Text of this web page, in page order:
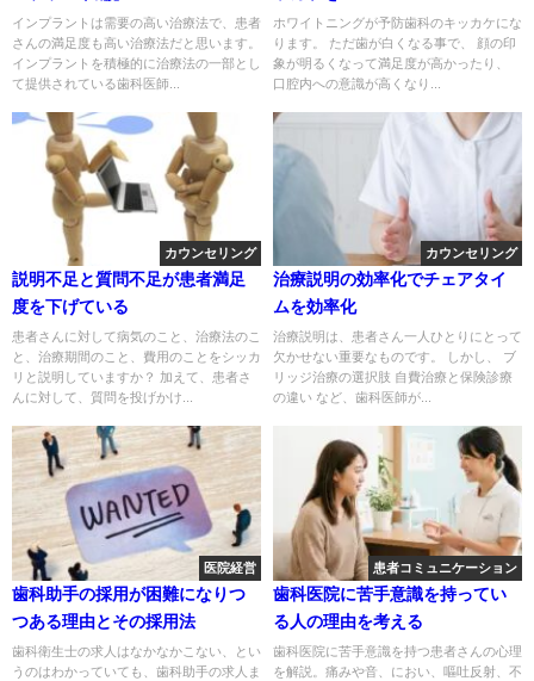
インプラントは需要の高い治療法で、患者
さんの満足度も高い治療法だと思います。
インプラントを積極的に治療法の一部とし
て提供されている歯科医師...
ホワイトニングが予防歯科のキッカケにな
ります。 ただ歯が白くなる事で、 顔の印
象が明るくなって満足度が高かったり、
口腔内への意識が高くなり...
カウンセリング
説明不足と質問不足が患者満足
度を下げている
患者さんに対して病気のこと、治療法のこ
と、治療期間のこと、費用のことをシッカ
リと説明していますか？ 加えて、患者さ
んに対して、質問を投げかけ...
カウンセリング
治療説明の効率化でチェアタイ
ムを効率化
治療説明は、患者さん一人ひとりにとって
欠かせない重要なものです。 しかし、 ブ
リッジ治療の選択肢 自費治療と保険診療
の違い など、歯科医師が...
医院経営
歯科助手の採用が困難になりつ
つある理由とその採用法
歯科衛生士の求人はなかなかこない、とい
うのはわかっていても、歯科助手の求人ま
患者コミュニケーション
歯科医院に苦手意識を持ってい
る人の理由を考える
歯科医院に苦手意識を持つ患者さんの心理
を解説。痛みや音、におい、嘔吐反射、不